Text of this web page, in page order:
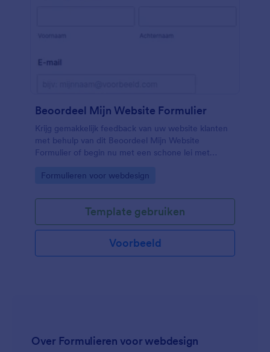
Beoordeel Mijn Website Formulier
Krijg gemakkelijk feedback van uw website klanten
met behulp van dit Beoordeel Mijn Website
Formulier of begin nu met een schone lei met
Go to Category:
Formulieren voor webdesign
Template gebruiken
Voorbeeld
Over Formulieren voor webdesign